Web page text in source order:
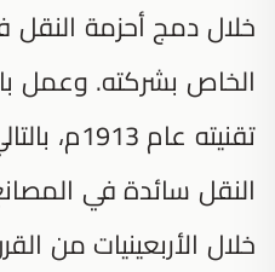
خلال دمج أحزمة
الخاص بشركته. وعمل
تقنيته
النقل سائدة في
خلال الأربعينيات من